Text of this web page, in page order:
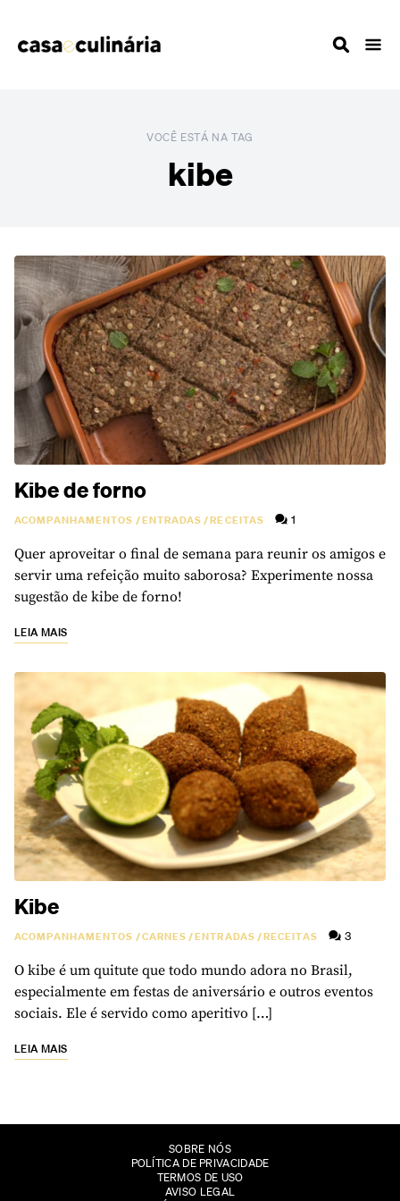
VOCÊ ESTÁ NA TAG
kibe
Kibe de forno
ACOMPANHAMENTOS /ENTRADAS/RECEITAS 1
Quer aproveitar o final de semana para reunir os amigos e
servir uma refeição muito saborosa? Experimente nossa
sugestão de kibe de forno!
LEIA MAIS
Kibe
ACOMPANHAMENTOS /CARNES/ENTRADAS/RECEITAS 3
O kibe é um quitute que todo mundo adora no Brasil,
especialmente em festas de aniversário e outros eventos
sociais. Ele é servido como aperitivo […]
LEIA MAIS
SOBRE NÓS
POLÍTICA DE PRIVACIDADE
TERMOS DE USO
AVISO LEGAL